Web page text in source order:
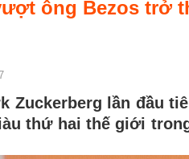
ông Bezos trở
Zuckerberg lần đầu
thứ hai thế giới